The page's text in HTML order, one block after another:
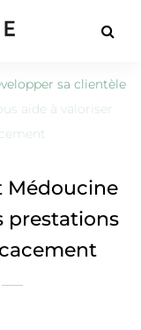
sa clientèle
aide à valoriser
Médoucine
prestations